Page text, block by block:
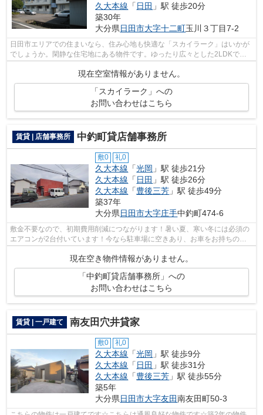
久大本線 「 日田 」駅 徒歩20分
築30年
大分県日田市大字十二町玉川３丁目7-2
日田市エリアでの住まいなら、住み心地も快適な「スカイラーク」はいかが
でしょうか。閑静な住宅地にある物件です。ゆったり広々とした2LDKでの
んびりした生活がおくれます。快適な暮...
現在空室情報がありません。
「スカイラーク」への
お問い合わせはこちら
賃貸 | 店舗事務所 中釣町貸店舗事務所
敷0 礼0
久大本線 「光岡 」駅 徒歩21分
久大本線 「 日田 」駅 徒歩26分
久大本線 「豊後三芳 」駅 徒歩49分
築37年
大分県日田市大字庄手中釣町474-6
敷金不要なので、初期費用削減につながります！暑い夏、寒い冬には必須の
エアコンが2台付いています！今なら駐車場に空きあり、お車をお持ちの方
現在空き物件情報がありません。
「中釣町貸店舗事務所」への
お問い合わせはこちら
賃貸 | 一戸建て 南友田穴井貸家
敷0 礼0
久大本線 「光岡 」駅 徒歩9分
久大本線 「 日田 」駅 徒歩31分
久大本線 「豊後三芳 」駅 徒歩55分
築5年
大分県日田市大字友田南友田町50-3